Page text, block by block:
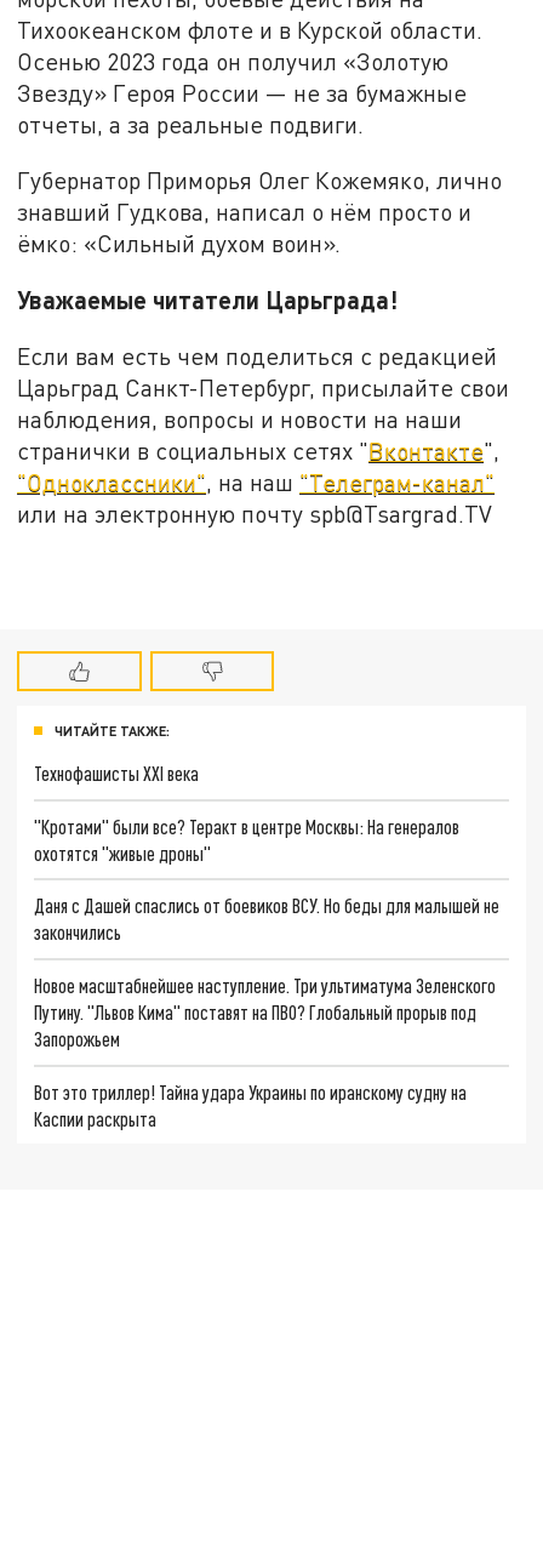
Тихоокеанском флоте и в Курской области.
Осенью 2023 года он получил «Золотую
Звезду» Героя России — не за бумажные
отчеты, а за реальные подвиги.
Губернатор Приморья Олег Кожемяко, лично
знавший Гудкова, написал о нём просто и
ёмко: «Сильный духом воин».
Уважаемые читатели Царьграда!
Если вам есть чем поделиться с редакцией
Царьград Санкт-Петербург, присылайте свои
наблюдения, вопросы и новости на наши
странички в социальных сетях "Вконтакте",
"Одноклассники" , на наш "Телеграм-канал"
или на электронную почту spb@Tsargrad.TV
ЧИТАЙТЕ ТАКЖЕ:
Технофашисты XXI века
"Кротами" были все? Теракт в центре Москвы: На генералов
охотятся "живые дроны"
Даня с Дашей спаслись от боевиков ВСУ. Но беды для малышей не
закончились
Новое масштабнейшее наступление. Три ультиматума Зеленского
Путину. "Львов Кима" поставят на ПВО? Глобальный прорыв под
Запорожьем
Вот это триллер! Тайна удара Украины по иранскому судну на
Каспии раскрыта